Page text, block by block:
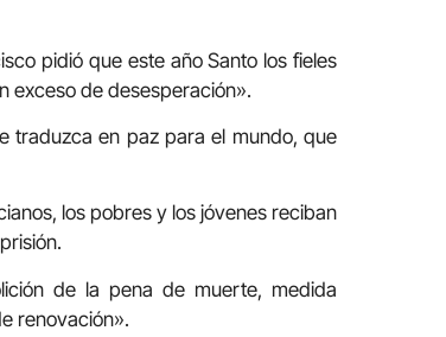
pidió que este año Santo los fieles
exceso de desesperación».
traduzca en paz para el mundo, que
los pobres y los jóvenes reciban
de la pena de muerte, medida
renovación».